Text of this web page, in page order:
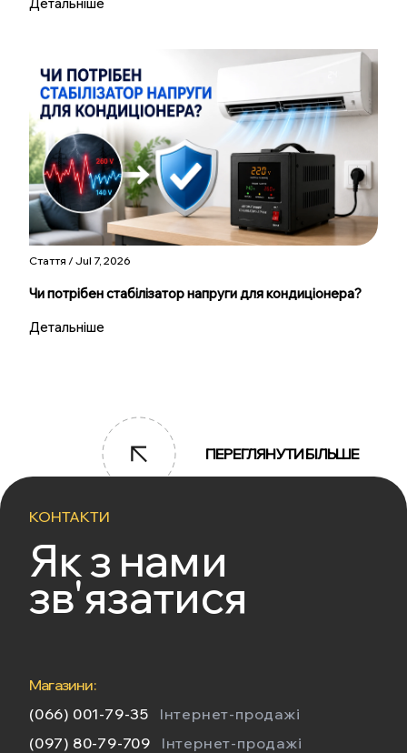
Стаття / Jul 7, 2026
Чи потрібен стабілізатор напруги для кондиціонера?
Детальніше
ПЕРЕГЛЯНУТИ БІЛЬШЕ
КОНТАКТИ
Як з нами
зв'язатися
Магазини:
(066) 001-79-35
Інтернет-продажі
(097) 80-79-709
Інтернет-продажі